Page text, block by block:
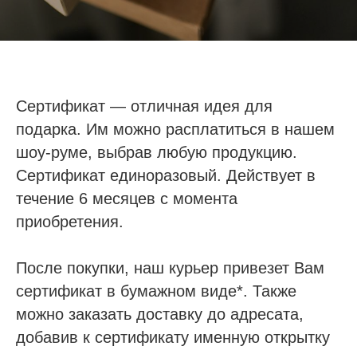
Сертификат — отличная идея для
подарка. Им можно расплатиться в нашем
шоу-руме, выбрав любую продукцию.
Сертификат единоразовый. Действует в
течение 6 месяцев с момента
приобретения.
После покупки, наш курьер привезет Вам
сертификат в бумажном виде*. Также
можно заказать доставку до адресата,
добавив к сертификату именную открытку